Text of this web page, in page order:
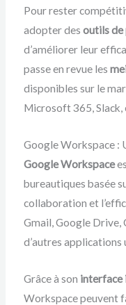
Pour rester
adopter des outils
d’améliorer leur
passe en revue les
disponibles sur le
Microsoft 365,
Google Workspace :
Google Workspace
bureautiques basée
collaboration et
Gmail, Google Drive,
d’autres applications
Grâce à son interface
Workspace peuvent